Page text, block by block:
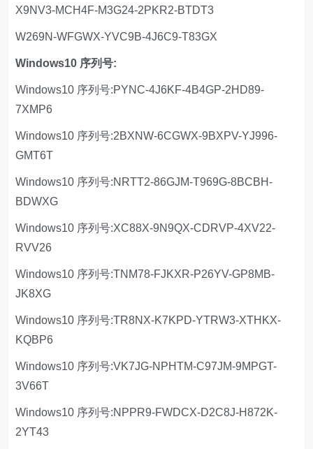
X9NV3-MCH4F-M3G24-2PKR2-BTDT3
W269N-WFGWX-YVC9B-4J6C9-T83GX
Windows10 序列号:
Windows10 序列号:PYNC-4J6KF-4B4GP-2HD89-
7XMP6
Windows10 序列号:2BXNW-6CGWX-9BXPV-YJ996-
GMT6T
Windows10 序列号:NRTT2-86GJM-T969G-8BCBH-
BDWXG
Windows10 序列号:XC88X-9N9QX-CDRVP-4XV22-
RVV26
Windows10 序列号:TNM78-FJKXR-P26YV-GP8MB-
JK8XG
Windows10 序列号:TR8NX-K7KPD-YTRW3-XTHKX-
KQBP6
Windows10 序列号:VK7JG-NPHTM-C97JM-9MPGT-
3V66T
Windows10 序列号:NPPR9-FWDCX-D2C8J-H872K-
2YT43